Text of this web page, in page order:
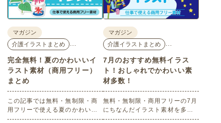
マガジン
介護イラストまとめ
完全無料！夏のかわいいイ
ラスト素材（商用フリー）
まとめ
この記事では無料・無制限・商
用フリーで使える夏のかわいい
イラスト素材を多数ご紹介いた
マガジン
介護イラストまとめ
7月のおすすめ無料イラス
ト！おしゃれでかわいい素
材多数！
無料・無制限・商用フリーの7月
にちなんだイラスト素材を多数
ご紹介します。どれも印刷に適